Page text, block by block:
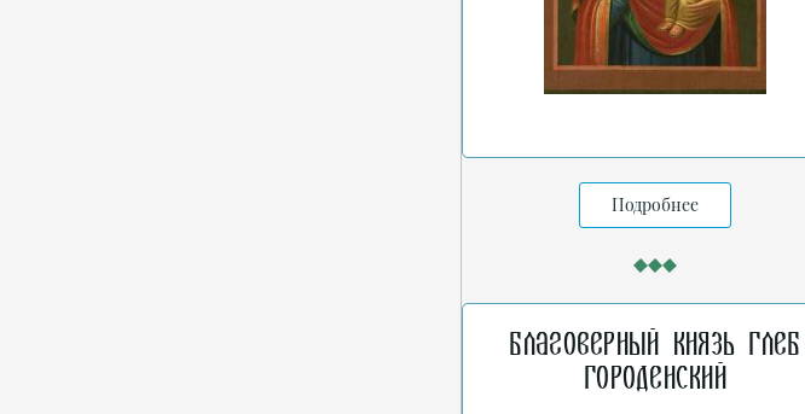
Подробнее
Благоверный князь Глеб
Городенский